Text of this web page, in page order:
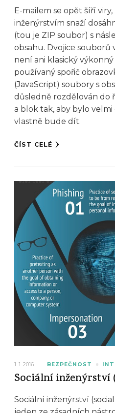
E-mailem se opět šíří
inženýrstvím snaží
(tou je ZIP soubor) s
obsahu. Dvojice souborů
není ani klasický
používaný spořič
(JavaScript) soubory s
důsledně rozdělován do
a blok tak, aby bylo
vlastně bude dít.
ČÍST CELÉ
1. 1. 2016 BEZPEČNOST
Sociální inženýrství
Sociální inženýrství